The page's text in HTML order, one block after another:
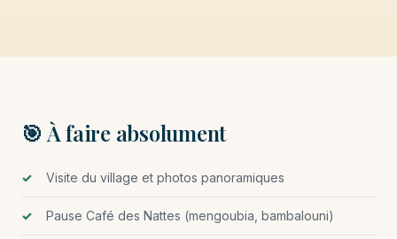
🎯 À faire absolument
Visite du village et photos panoramiques
Pause Café des Nattes (mengoubia, bambalouni)